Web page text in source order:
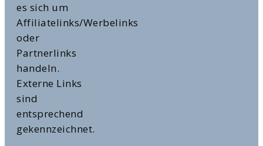
es sich um
Affiliatelinks/Werbelinks
oder
Partnerlinks
handeln.
Externe Links
sind
entsprechend
gekennzeichnet.